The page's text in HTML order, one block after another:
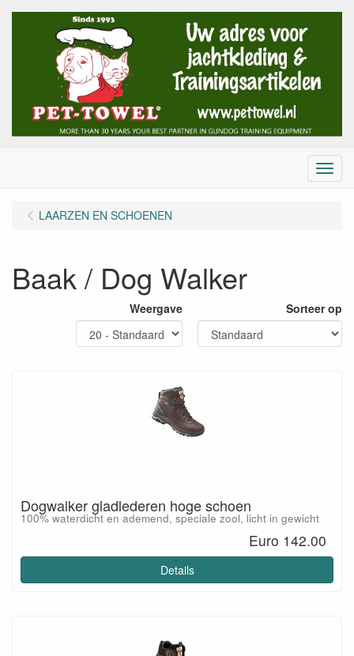
Menu
LAARZEN EN SCHOENEN
Baak / Dog Walker
Weergave Sorteer op
Dogwalker gladlederen hoge schoen
100% waterdicht en ademend, speciale zool, licht in gewicht
Euro 142.00
Details